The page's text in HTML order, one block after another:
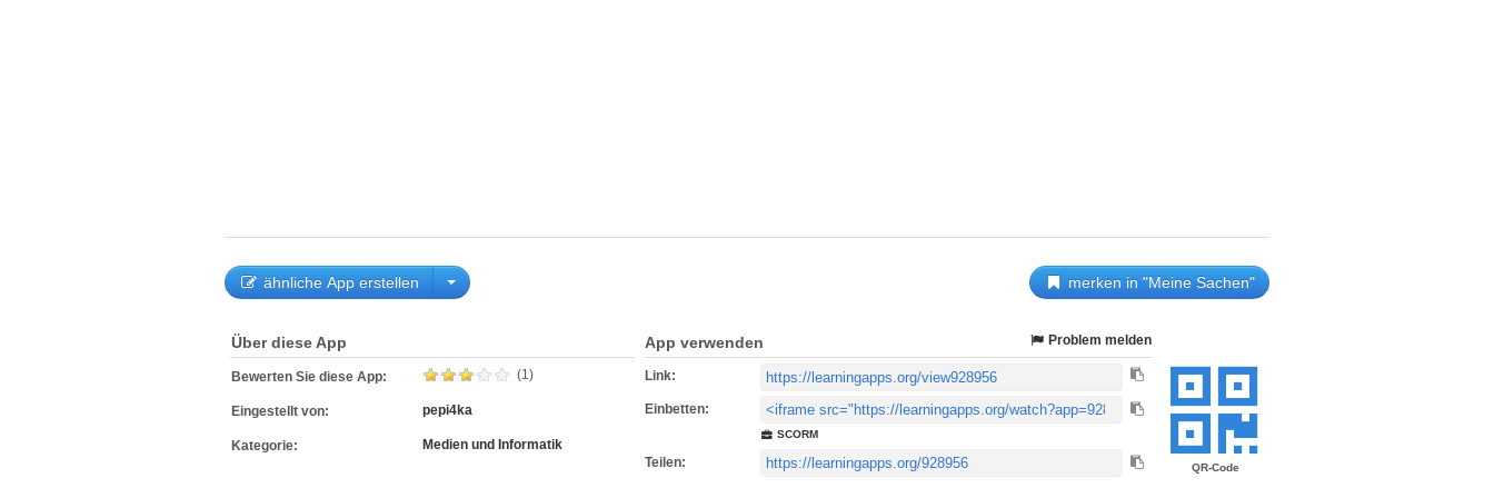
ähnliche App erstellen merken in "Meine Sachen"
QR-Code
Über diese App
Bewerten Sie diese App: (1)
Eingestellt von: pepi4ka
Kategorie: Medien und Informatik
App verwenden Problem melden
Link:
Einbetten:
SCORM
Teilen: